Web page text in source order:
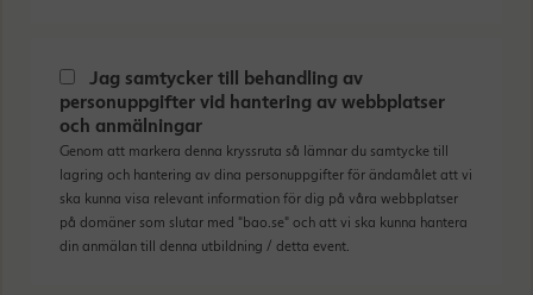
Jag samtycker till behandling av
personuppgifter vid hantering av webbplatser
och anmälningar
Genom att markera denna kryssruta så lämnar du samtycke till
lagring och hantering av dina personuppgifter för ändamålet att vi
ska kunna visa relevant information för dig på våra webbplatser
på domäner som slutar med "bao.se" och att vi ska kunna hantera
din anmälan till denna utbildning / detta event.